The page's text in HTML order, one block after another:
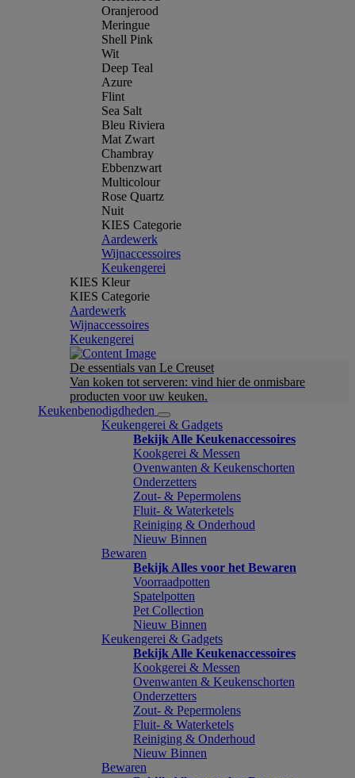
Oranjerood
Meringue
Shell Pink
Wit
Deep Teal
Azure
Flint
Sea Salt
Bleu Riviera
Mat Zwart
Chambray
Ebbenzwart
Multicolour
Rose Quartz
Nuit
KIES Categorie
Aardewerk
Wijnaccessoires
Keukengerei
KIES Kleur
KIES Categorie
Aardewerk
Wijnaccessoires
Keukengerei
De essentials van Le Creuset
Van koken tot serveren: vind hier de onmisbare
producten voor uw keuken.
Keukenbenodigdheden
Keukengerei & Gadgets
Bekijk Alle Keukenaccessoires
Kookgerei & Messen
Ovenwanten & Keukenschorten
Onderzetters
Zout- & Pepermolens
Fluit- & Waterketels
Reiniging & Onderhoud
Nieuw Binnen
Bewaren
Bekijk Alles voor het Bewaren
Voorraadpotten
Spatelpotten
Pet Collection
Nieuw Binnen
Keukengerei & Gadgets
Bekijk Alle Keukenaccessoires
Kookgerei & Messen
Ovenwanten & Keukenschorten
Onderzetters
Zout- & Pepermolens
Fluit- & Waterketels
Reiniging & Onderhoud
Nieuw Binnen
Bewaren